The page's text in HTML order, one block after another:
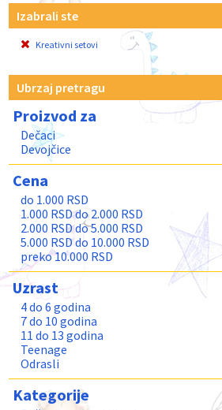
Izabrali ste
Kreativni setovi
Ubrzaj pretragu
Proizvod za
Dečaci
Devojčice
Cena
do 1.000 RSD
1.000 RSD do 2.000 RSD
2.000 RSD do 5.000 RSD
5.000 RSD do 10.000 RSD
preko 10.000 RSD
Uzrast
4 do 6 godina
7 do 10 godina
11 do 13 godina
Teenage
Odrasli
Kategorije